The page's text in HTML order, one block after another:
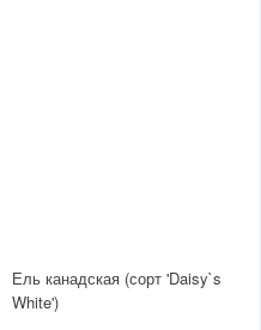
Ель канадская (сорт 'Daisy`s
White')